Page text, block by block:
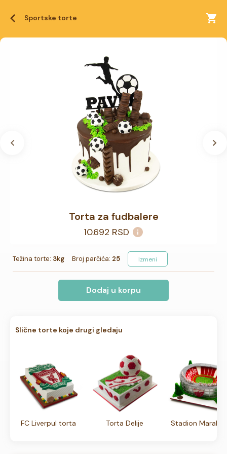
Sportske torte
Torta za fudbalere
10.692 RSD
Težina torte: 3kg Broj parčića: 25 Izmeni
Dodaj u korpu
Slične torte koje drugi gledaju
FC Liverpul torta Torta Delije Stadion